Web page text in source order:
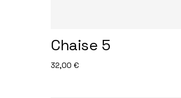
Chaise 5
32,00 €